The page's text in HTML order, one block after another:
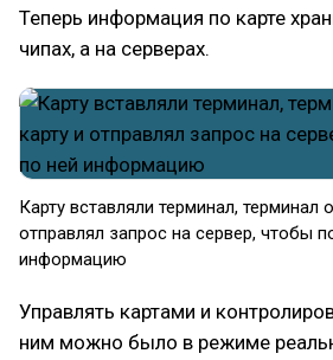
Теперь информация по карте
чипах, а на серверах.
Карту вставляли терминал, терминал
отправлял запрос на сервер, чтобы
информацию
Управлять картами и
ним можно было в режиме